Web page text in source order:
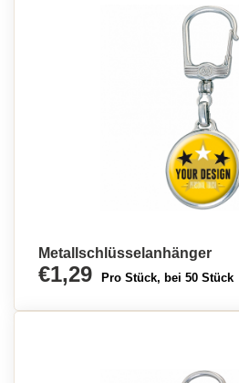
Metallschlüsselanhänger
€1,29 Pro Stück, bei 50 Stück